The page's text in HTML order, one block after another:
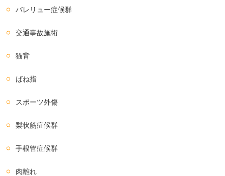
バレリュー症候群
交通事故施術
猫背
ばね指
スポーツ外傷
梨状筋症候群
手根管症候群
肉離れ